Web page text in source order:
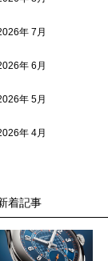
年 7月
年 6月
年 5月
年 4月
着記事